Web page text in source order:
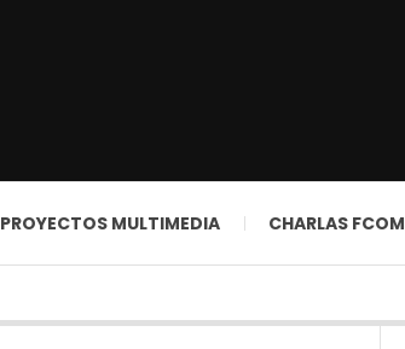
PROYECTOS MULTIMEDIA CHARLAS FCOM